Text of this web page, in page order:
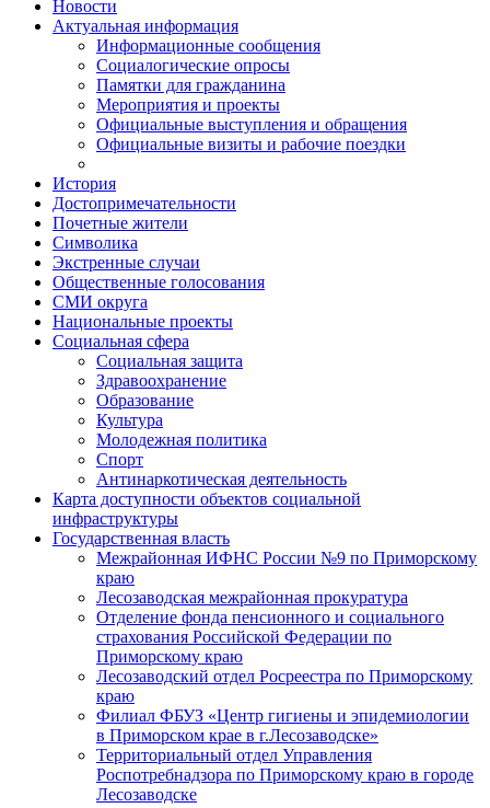
Новости
Актуальная информация
Информационные сообщения
Социалогические опросы
Памятки для гражданина
Мероприятия и проекты
Официальные выступления и обращения
Официальные визиты и рабочие поездки
История
Достопримечательности
Почетные жители
Символика
Экстренные случаи
Общественные голосования
СМИ округа
Национальные проекты
Социальная сфера
Социальная защита
Здравоохранение
Образование
Культура
Молодежная политика
Спорт
Антинаркотическая деятельность
Карта доступности объектов социальной
инфраструктуры
Государственная власть
Межрайонная ИФНС России №9 по Приморскому
краю
Лесозаводская межрайонная прокуратура
Отделение фонда пенсионного и социального
страхования Российской Федерации по
Приморскому краю
Лесозаводский отдел Росреестра по Приморскому
краю
Филиал ФБУЗ «Центр гигиены и эпидемиологии
в Приморском крае в г.Лесозаводске»
Территориальный отдел Управления
Роспотребнадзора по Приморскому краю в городе
Лесозаводске